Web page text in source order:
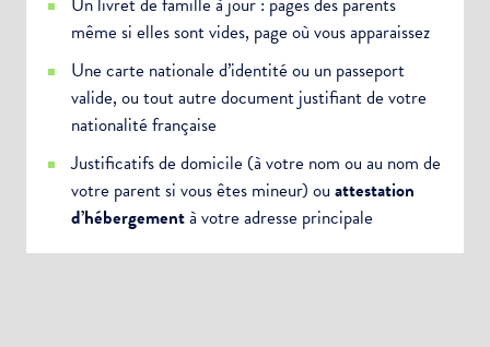
même si elles sont vides, page où vous apparaissez
Une carte nationale d’identité ou un passeport
valide, ou tout autre document justifiant de votre
nationalité française
Justificatifs de domicile (à votre nom ou au nom de
votre parent si vous êtes mineur) ou attestation
d’hébergementà votre adresse principale
Alertes Mail
Newsletter Sport et Vie associative